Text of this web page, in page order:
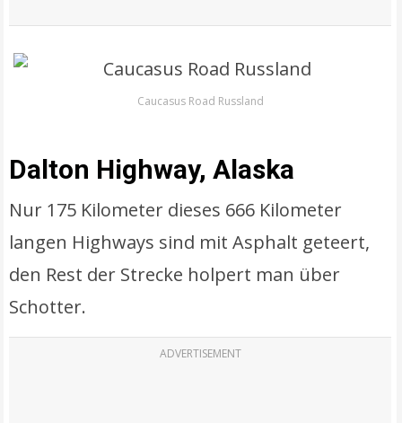
Caucasus Road Russland
Dalton Highway, Alaska
Nur 175 Kilometer dieses 666 Kilometer
langen Highways sind mit Asphalt geteert,
den Rest der Strecke holpert man über
Schotter.
ADVERTISEMENT